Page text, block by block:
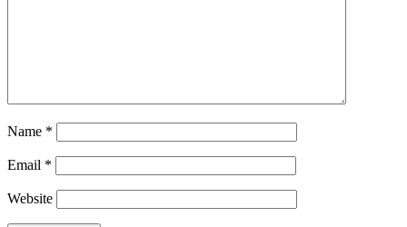
Name *
Email *
Website